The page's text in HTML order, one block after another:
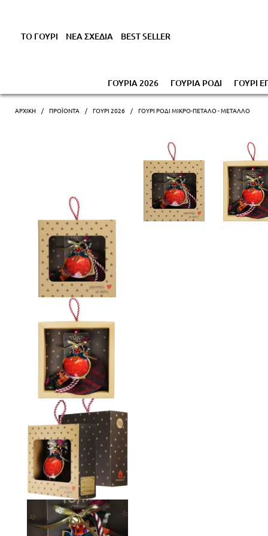
ΤΟ ΓΟΥΡΙ ΝΕΑ ΣΧΕΔΙΑ BEST SELLER
ΓΟΥΡΙΑ 2026 ΓΟΥΡΙΑ ΡΟΔΙ ΓΟΥΡΙ
ΑΡΧΙΚΗ ΠΡΟΪΌΝΤΑ ΓΟΎΡΙ 2026 ΓΟΎΡΙ ΡΌΔΙ ΜΙΚΡΌ-ΠΈΤΑΛΟ - ΜΈΤΑΛΛΟ